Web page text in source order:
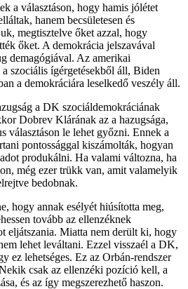
a választáson, hogy hamis jólétet
hanem becsületesen és
megtisztelve őket azzal, hogy
őket. A demokrácia jelszavával
demagógiával. Az amerikai
szociális ígérgetésekből áll, Biden
a demokráciára leselkedő veszély áll.
a DK szociáldemokráciának
Dobrev Klárának az a hazugsága,
választáson le lehet győzni. Ennek a
pontossággal kiszámolták, hogyan
produkálni. Ha valami változna, ha
még ezer trükk van, amit valamelyik
bedobnak.
hogy annak esélyét hiúsította meg,
tovább az ellenzéknek
eljátszania. Miatta nem derült ki, hogy
lehet leváltani. Ezzel visszaél a DK,
ez lehetséges. Ez az Orbán-rendszer
csak az ellenzéki pozíció kell, a
és az így megszerezhető haszon.